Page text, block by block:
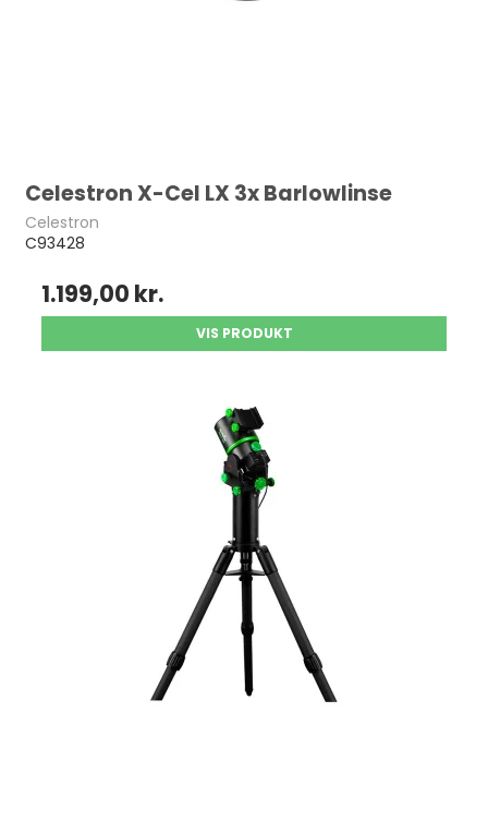
Celestron X-Cel LX 3x Barlowlinse
Celestron
C93428
1.199,00 kr.
VIS PRODUKT